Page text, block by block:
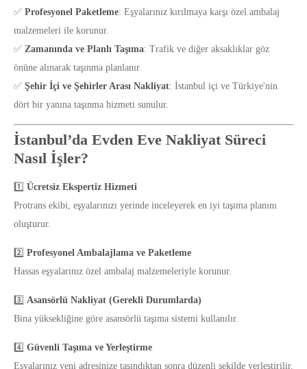
✅ Profesyonel Paketleme: Eşyalarınız kırılmaya karşı özel ambalaj
malzemeleri ile korunur.
✅ Zamanında ve Planlı Taşıma: Trafik ve diğer aksaklıklar göz
önüne alınarak taşınma planlanır.
✅ Şehir İçi ve Şehirler Arası Nakliyat: İstanbul içi ve Türkiye'nin
dört bir yanına taşınma hizmeti sunulur.
İstanbul’da Evden Eve Nakliyat Süreci
Nasıl İşler?
1️⃣ Ücretsiz Ekspertiz Hizmeti
Protrans ekibi, eşyalarınızı yerinde inceleyerek en iyi taşıma planını
oluşturur.
2️⃣ Profesyonel Ambalajlama ve Paketleme
Hassas eşyalarınız özel ambalaj malzemeleriyle korunur.
3️⃣ Asansörlü Nakliyat (Gerekli Durumlarda)
Bina yüksekliğine göre asansörlü taşıma sistemi kullanılır.
4️⃣ Güvenli Taşıma ve Yerleştirme
Eşyalarınız yeni adresinize taşındıktan sonra düzenli şekilde yerleştirilir.